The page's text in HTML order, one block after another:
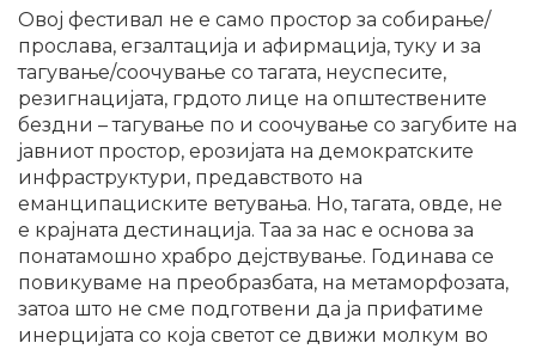
Овој фестивал не е само простор за собирање/
прослава, егзалтација и афирмација, туку и за
тагување/соочување со тагата, неуспесите,
резигнацијата, грдото лице на општествените
бездни – тагување по и соочување со загубите на
јавниот простор, ерозијата на демократските
инфраструктури, предавството на
еманципациските ветувања. Но, тагата, овде, не
е крајната дестинација. Таа за нас е основа за
понатамошно храбро дејствување. Годинава се
повикуваме на преобразбата, на метаморфозата,
затоа што не сме подготвени да ја прифатиме
инерцијата со која светот се движи молкум во